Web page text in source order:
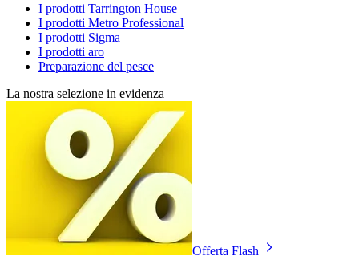
I prodotti Tarrington House
I prodotti Metro Professional
I prodotti Sigma
I prodotti aro
Preparazione del pesce
La nostra selezione in evidenza
Offerta Flash